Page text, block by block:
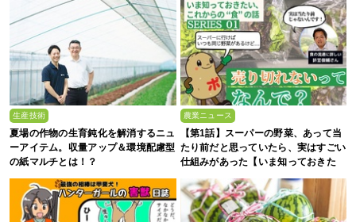
生産技術
夏場の作物の生育鈍化を解消するニュ
ーアイテム。収量アップ＆環境配慮型
の紙マルチとは！？
農業ニュース
【第1話】スーパーの野菜、あって当
たり前だと思っていたら、実はすごい
仕組みがあった【いま知っておきた
い、これからの”食”の話】